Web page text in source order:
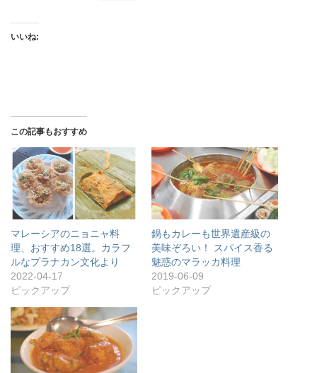
いいね:
この記事もおすすめ
マレーシアのニョニャ料
理、おすすめ18選。カラフ
ルなプラナカン文化より
2022-04-17
ピックアップ
鍋もカレーも世界遺産級の
美味ぞろい！ スパイス香る
魅惑のマラッカ料理
2019-06-09
ピックアップ